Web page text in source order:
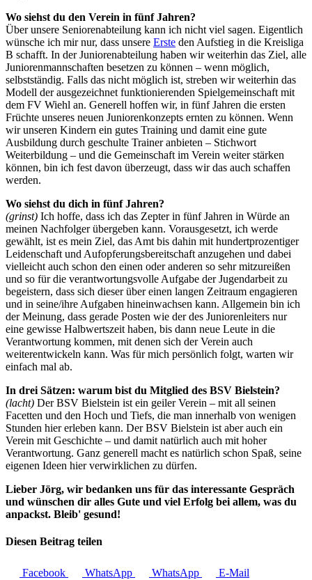
Wo siehst du den Verein in fünf Jahren?
Über unsere Seniorenabteilung kann ich nicht viel sagen. Eigentlich
wünsche ich mir nur, dass unsere Erste den Aufstieg in die Kreisliga
B schafft. In der Juniorenabteilung haben wir weiterhin das Ziel, alle
Juniorenmannschaften besetzen zu können – wenn möglich,
selbstständig. Falls das nicht möglich ist, streben wir weiterhin das
Modell der ausgezeichnet funktionierenden Spielgemeinschaft mit
dem FV Wiehl an. Generell hoffen wir, in fünf Jahren die ersten
Früchte unseres neuen Juniorenkonzepts ernten zu können. Wenn
wir unseren Kindern ein gutes Training und damit eine gute
Ausbildung durch geschulte Trainer anbieten – Stichwort
Weiterbildung – und die Gemeinschaft im Verein weiter stärken
können, bin ich fest davon überzeugt, dass wir das auch schaffen
werden.
Wo siehst du dich in fünf Jahren?
(grinst) Ich hoffe, dass ich das Zepter in fünf Jahren in Würde an
meinen Nachfolger übergeben kann. Vorausgesetzt, ich werde
gewählt, ist es mein Ziel, das Amt bis dahin mit hundertprozentiger
Leidenschaft und Aufopferungsbereitschaft anzugehen und dabei
vielleicht auch schon den einen oder anderen so sehr mitzureißen
und so für die verantwortungsvolle Aufgabe der Jugendarbeit zu
begeistern, dass sich dieser über einen langen Zeitraum engagieren
und in seine/ihre Aufgaben hineinwachsen kann. Allgemein bin ich
der Meinung, dass gerade Posten wie der des Juniorenleiters nur
eine gewisse Halbwertszeit haben, bis dann neue Leute in die
Verantwortung kommen, mit denen sich der Verein auch
weiterentwickeln kann. Was für mich persönlich folgt, warten wir
einfach mal ab.
In drei Sätzen: warum bist du Mitglied des BSV Bielstein?
(lacht) Der BSV Bielstein ist ein geiler Verein – mit all seinen
Facetten und den Hoch und Tiefs, die man innerhalb von wenigen
Stunden hier erleben kann. Der BSV Bielstein ist aber auch ein
Verein mit Geschichte – und damit natürlich auch mit hoher
Verantwortung. Ganz generell macht es natürlich schon Spaß, seine
eigenen Ideen hier verwirklichen zu dürfen.
Lieber Jörg, wir bedanken uns für das interessante Gespräch
und wünschen dir alles Gute und viel Erfolg bei allem, was du
anpackst. Bleib' gesund!
Diesen Beitrag teilen
Facebook WhatsApp WhatsApp E-Mail